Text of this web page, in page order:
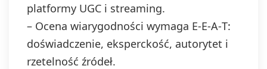
platformy UGC i streaming.
– Ocena wiarygodności wymaga E‑E‑A‑T:
doświadczenie, eksperckość, autorytet i
rzetelność źródeł.